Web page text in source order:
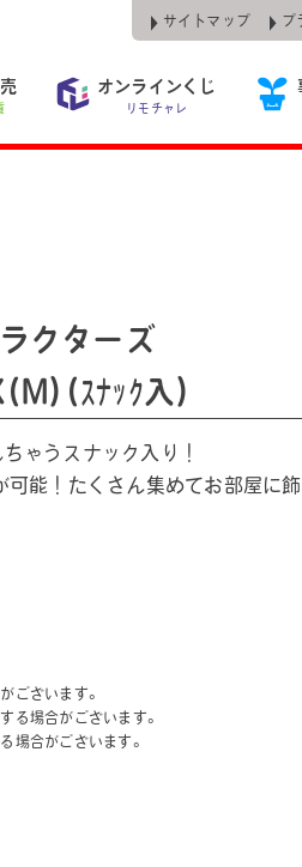
サイトマップ プ
オンラインくじ
リモチャレ
クターズ
ｽﾅｯｸ入)
ゃうスナック入り！
可能！たくさん集めてお部屋に
ございます。
る場合がございます。
場合がございます。